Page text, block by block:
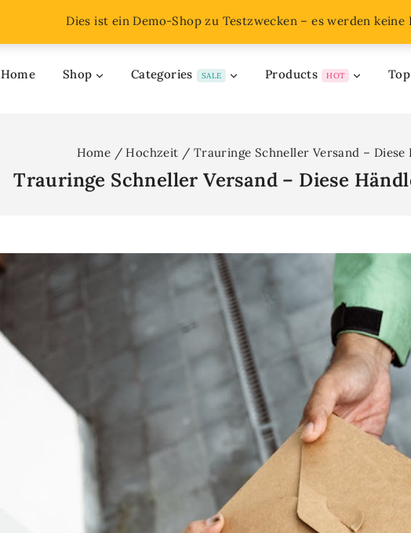
Dies ist ein Demo-Shop zu Testzwecken – es werden
itemsShop now
Home Shop Categories SALE Products HOT
Home / Hochzeit / Trauringe Schneller Versand –
Trauringe Schneller Versand – Diese